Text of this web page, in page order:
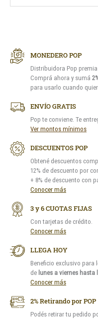
MONEDERO POP
Distribuidora Pop
Comprá ahora y sumá
para usarlo cuando
ENVÍO GRATIS
Pop te conviene. Te
Ver montos mínimos
DESCUENTOS POP
Obtené descuentos
12% de descuento por
+ 8% de descuento con
Conocer más
3 y 6 CUOTAS FIJAS
Con tarjetas de crédito.
Conocer más
LLEGA HOY
Beneficio exclusivo para
de lunes a viernes hasta
Conocer más
2% Retirando por POP
Podés retirar tu pedido